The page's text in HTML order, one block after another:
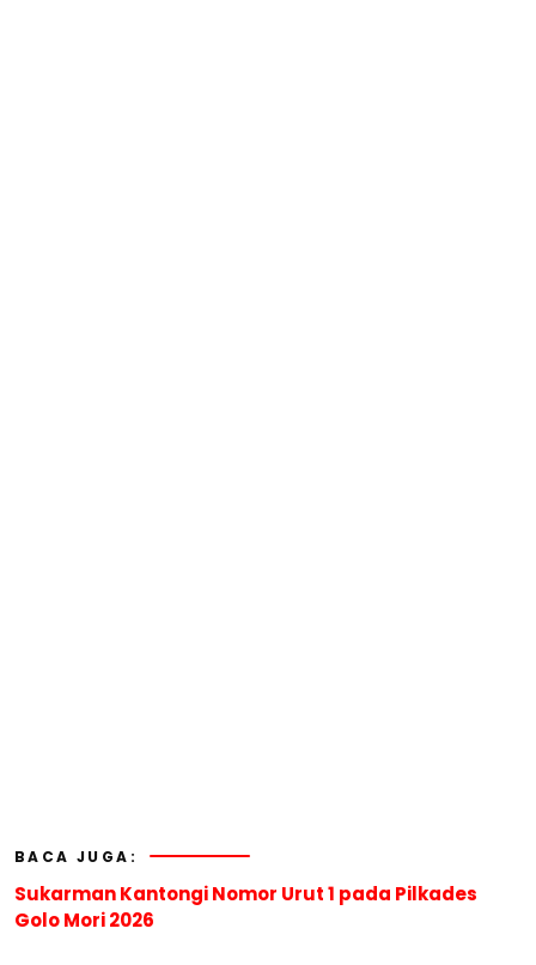
BACA JUGA:
Sukarman Kantongi Nomor Urut 1 pada Pilkades
Golo Mori 2026